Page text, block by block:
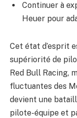
Continuer à
Heuer pour
Cet état d’esprit
supériorité de
Red Bull Racing,
fluctuantes des
devient une
pilote-équipe et